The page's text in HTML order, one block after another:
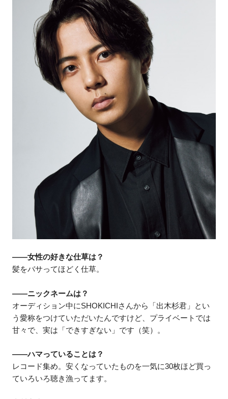
――女性の好きな仕草は？
髪をバサってほどく仕草。
――ニックネームは？
オーディション中にSHOKICHIさんから「出木杉君」とい
う愛称をつけていただいたんですけど、プライベートでは
甘々で、実は「できすぎない」です（笑）。
――ハマっていることは？
レコード集め。安くなっていたものを一気に30枚ほど買っ
ていろいろ聴き漁ってます。